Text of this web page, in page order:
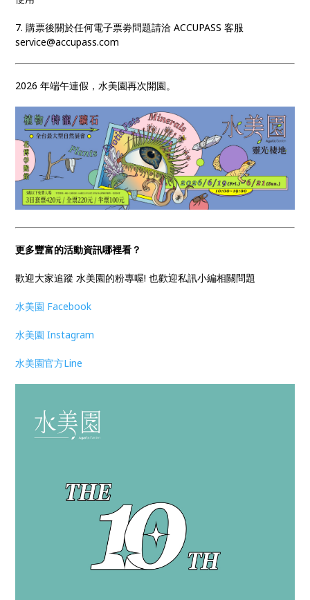
7. 購票後關於任何電子票劵問題請洽 ACCUPASS 客服
service@accupass.com
2026 年端午連假，水美園再次開園。
更多豐富的活動資訊哪裡看？
歡迎大家追蹤 水美園的粉專喔! 也歡迎私訊小編相關問題
水美園 Facebook
水美園 Instagram
水美園官方Line